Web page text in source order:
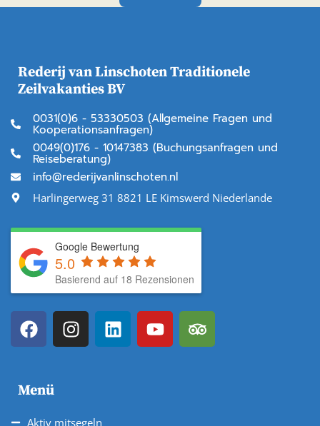
Rederij van Linschoten Traditionele
Zeilvakanties BV
0031(0)6 - 53330503 (Allgemeine Fragen und
Kooperationsanfragen)
0049(0)176 - 10147383 (Buchungsanfragen und
Reiseberatung)
info@rederijvanlinschoten.nl
Harlingerweg 31 8821 LE Kimswerd Niederlande
Google Bewertung
5.0
Basierend auf 18 Rezensionen
Menü
Aktiv mitsegeln